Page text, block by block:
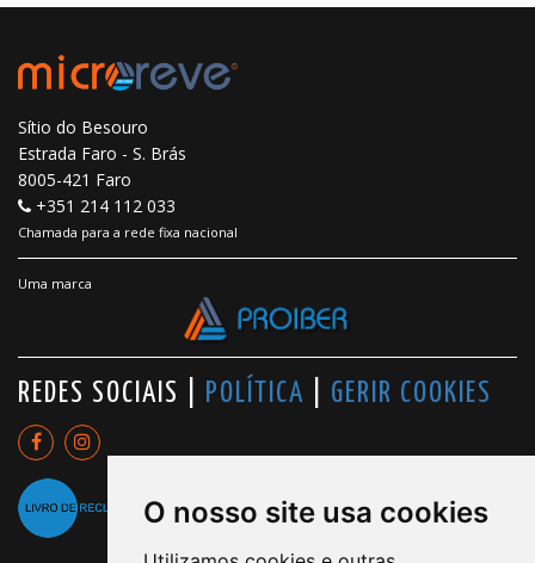
O nosso site usa cookies
Sítio do Besouro
Estrada Faro - S. Brás
8005-421 Faro
+351 214 112 033
Chamada para a rede fixa nacional
Uma marca
REDES SOCIAIS | POLÍTICA GERIR COOKIES